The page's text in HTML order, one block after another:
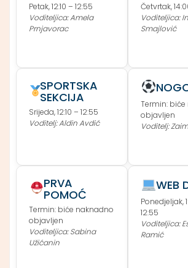
Petak, 12:10 – 12:55
Voditeljica: Amela
Prnjavorac
Četvrtak,
Voditeljica:
Smajlović
SPORTSKA
SEKCIJA
Srijeda, 12:10 – 12:55
Voditelj: Aldin Avdić
Termin:
objavljen
Voditelj:
PRVA
POMOĆ
Termin: biće naknadno
objavljen
Voditeljica: Sabina
Užićanin
WEB
Ponedjeljak,
12:55
Voditeljica:
Ramić